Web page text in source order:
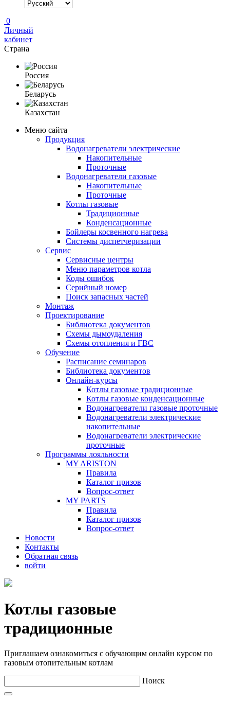
0
Личный
кабинет
Страна
Россия
Беларусь
Казахстан
Меню сайта
Продукция
Водонагреватели электрические
Накопительные
Проточные
Водонагреватели газовые
Накопительные
Проточные
Котлы газовые
Традиционные
Конденсационные
Бойлеры косвенного нагрева
Системы диспетчеризации
Сервис
Сервисные центры
Меню параметров котла
Коды ошибок
Серийный номер
Поиск запасных частей
Монтаж
Проектирование
Библиотека документов
Схемы дымоудаления
Схемы отопления и ГВС
Обучение
Расписание семинаров
Библиотека документов
Онлайн-курсы
Котлы газовые традиционные
Котлы газовые конденсационные
Водонагреватели газовые проточные
Водонагреватели электрические
накопительные
Водонагреватели электрические
проточные
Программы лояльности
MY ARISTON
Правила
Каталог призов
Вопрос-ответ
MY PARTS
Правила
Каталог призов
Вопрос-ответ
Новости
Контакты
Обратная связь
войти
Котлы газовые
традиционные
Приглашаем ознакомиться с обучающим онлайн курсом по
газовым отопительным котлам
Поиск